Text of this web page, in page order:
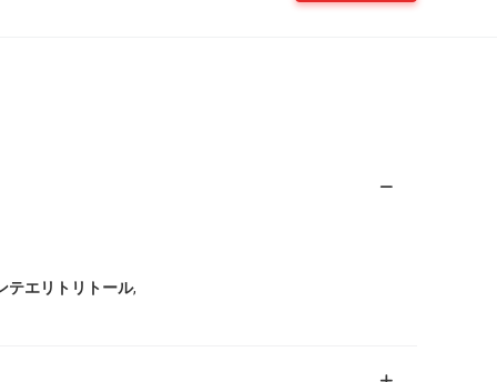
テエリトリトール,